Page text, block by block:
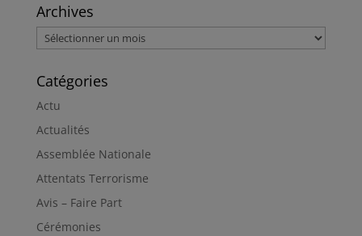
Archives
Archives
Catégories
Actu
Actualités
Assemblée Nationale
Attentats Terrorisme
Avis – Faire Part
Cérémonies